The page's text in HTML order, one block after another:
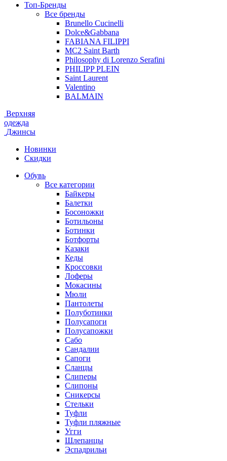
Топ-Бренды
Все бренды
Brunello Cucinelli
Dolce&Gabbana
FABIANA FILIPPI
MC2 Saint Barth
Philosophy di Lorenzo Serafini
PHILIPP PLEIN
Saint Laurent
Valentino
BALMAIN
Верхняя
одежда
Джинсы
Новинки
Скидки
Обувь
Все категории
Байкеры
Балетки
Босоножки
Ботильоны
Ботинки
Ботфорты
Казаки
Кеды
Кроссовки
Лоферы
Мокасины
Мюли
Пантолеты
Полуботинки
Полусапоги
Полусапожки
Сабо
Сандалии
Сапоги
Сланцы
Слиперы
Слипоны
Сникерсы
Стельки
Туфли
Туфли пляжные
Угги
Шлепанцы
Эспадрильи